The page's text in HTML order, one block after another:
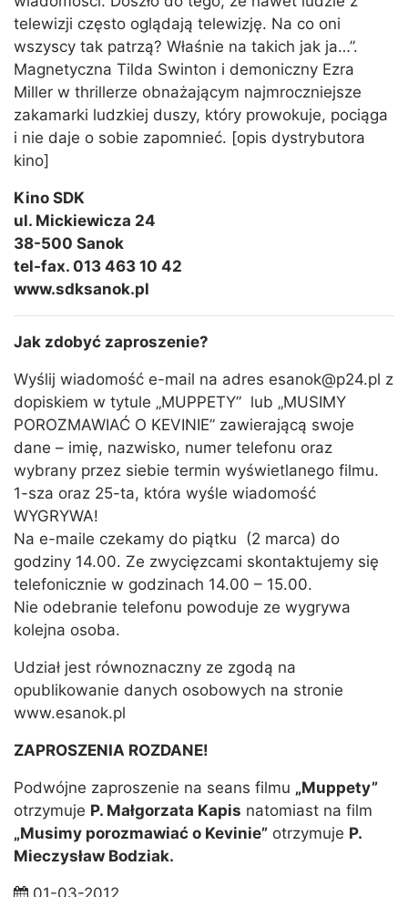
telewizji często oglądają telewizję. Na co oni
wszyscy tak patrzą? Właśnie na takich jak ja…”.
Magnetyczna Tilda Swinton i demoniczny Ezra
Miller w thrillerze obnażającym najmroczniejsze
zakamarki ludzkiej duszy, który prowokuje, pociąga
i nie daje o sobie zapomnieć. [opis dystrybutora
kino]
Kino SDK
ul. Mickiewicza 24
38-500 Sanok
tel-fax. 013 463 10 42
www.sdksanok.pl
Jak zdobyć zaproszenie?
Wyślij wiadomość e-mail na adres esanok@p24.pl z
dopiskiem w tytule „MUPPETY” lub „MUSIMY
POROZMAWIAĆ O KEVINIE” zawierającą swoje
dane – imię, nazwisko, numer telefonu oraz
wybrany przez siebie termin wyświetlanego filmu.
1-sza oraz 25-ta, która wyśle wiadomość
WYGRYWA!
Na e-maile czekamy do piątku (2 marca) do
godziny 14.00. Ze zwycięzcami skontaktujemy się
telefonicznie w godzinach 14.00 – 15.00.
Nie odebranie telefonu powoduje ze wygrywa
kolejna osoba.
Udział jest równoznaczny ze zgodą na
opublikowanie danych osobowych na stronie
www.esanok.pl
ZAPROSZENIA ROZDANE!
Podwójne zaproszenie na seans filmu „Muppety”
otrzymuje P. Małgorzata Kapis natomiast na film
„Musimy porozmawiać o Kevinie” otrzymuje P.
Mieczysław Bodziak.